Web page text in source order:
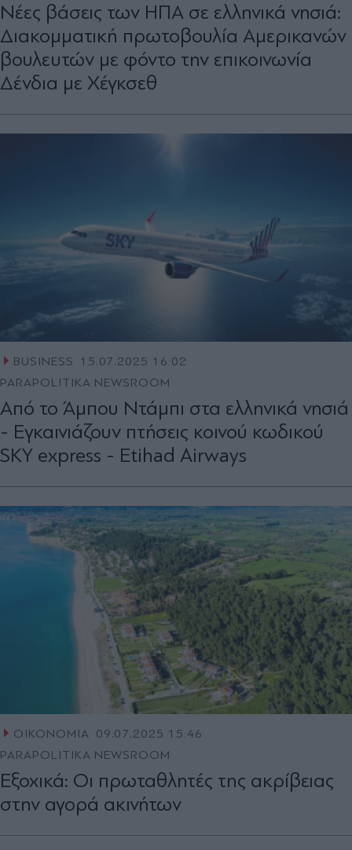
Νέες βάσεις των ΗΠΑ σε ελληνικά νησιά:
Διακομματική πρωτοβουλία Αμερικανών
βουλευτών με φόντο την επικοινωνία
Δένδια με Χέγκσεθ
BUSINESS
15.07.2025 16:02
PARAPOLITIKA NEWSROOM
Από το Άμπου Ντάμπι στα ελληνικά νησιά
- Εγκαινιάζουν πτήσεις κοινού κωδικού
SKY express - Etihad Airways
ΟΙΚΟΝΟΜΙΑ 09.07.2025 15:46
PARAPOLITIKA NEWSROOM
Εξοχικά: Οι πρωταθλητές της ακρίβειας
στην αγορά ακινήτων